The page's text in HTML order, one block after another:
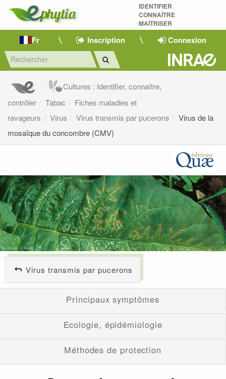
IDENTIFIER
CONNAÎTRE
MAÎTRISER
Fr Inscription Connexion
Cultures : Identifier, connaître,
contrôler
Tabac
Fiches maladies et
ravageurs
Virus Virus transmis par pucerons
Virus de la
mosaïque du concombre (CMV)
Virus transmis par pucerons
Principaux symptômes
Ecologie, épidémiologie
Méthodes de protection